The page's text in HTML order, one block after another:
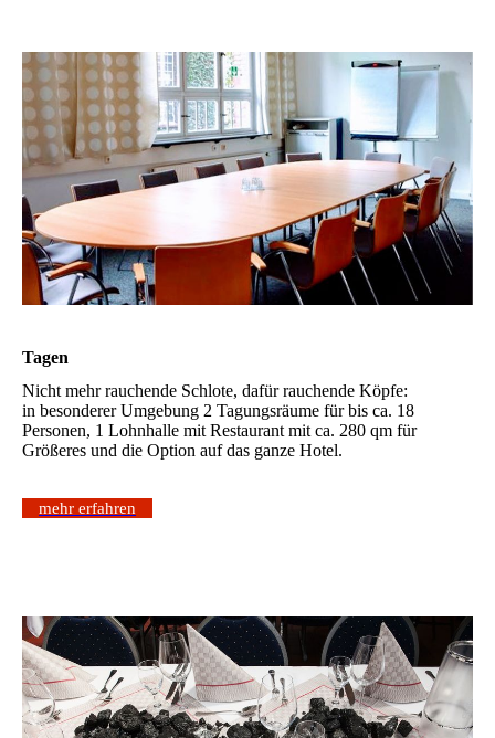
Tagen
Nicht mehr rauchende Schlote, dafür rauchende Köpfe:
in besonderer Umgebung 2 Tagungsräume für bis ca. 18
Personen, 1 Lohnhalle mit Restaurant mit ca. 280 qm für
Größeres und die Option auf das ganze Hotel.
mehr erfahren